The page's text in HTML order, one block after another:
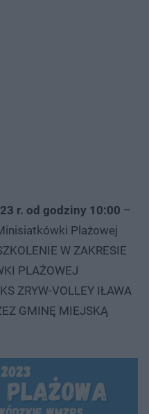
r. od godziny 10:00 –
Plażowej
W ZAKRESIE
PLAŻOWEJ
ZRYW-VOLLEY IŁAWA
GMINĘ MIEJSKĄ